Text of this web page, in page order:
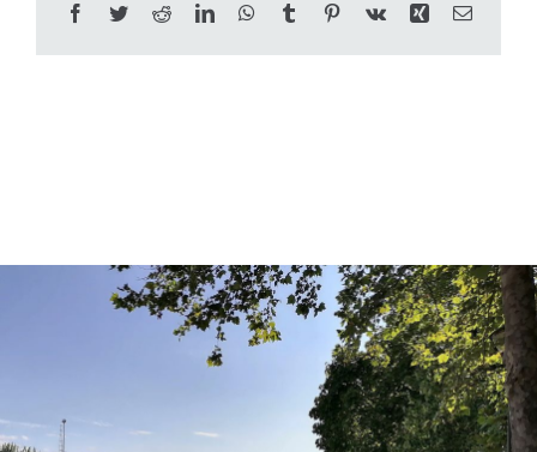
Facebook
TwitterRedditLinkedInWhatsApp
TumblrPinterest
Vk Xing Email